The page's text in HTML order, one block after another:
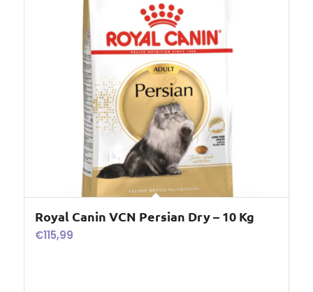
Royal Canin VCN Persian Dry – 10 Kg
€115,99